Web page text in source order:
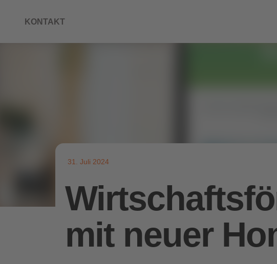
KONTAKT
31. Juli 2024
mit neuer